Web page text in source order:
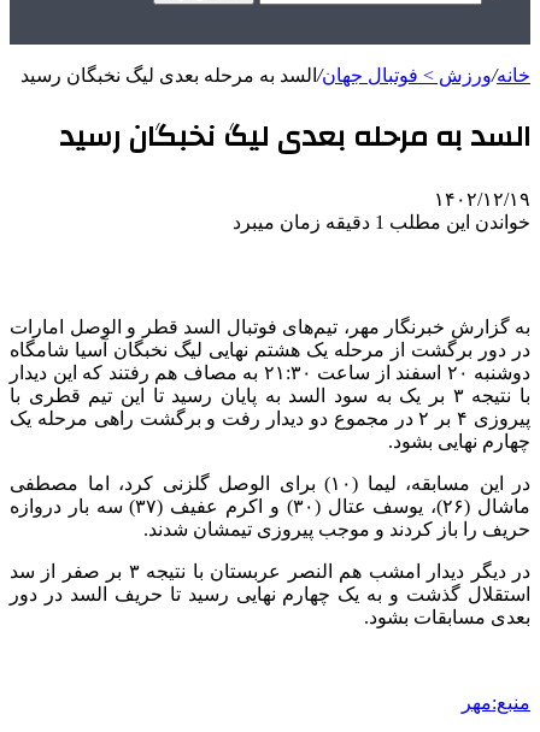
خانه/ورزش > فوتبال جهان/ السد به مرحله بعدی لیگ نخبگان رسید
السد به مرحله بعدی لیگ نخبگان رسید
۱۴۰۲/۱۲/۱۹
خواندن این مطلب 1 دقیقه زمان میبرد
به گزارش خبرنگار مهر، تیم‌های فوتبال السد قطر و الوصل امارات
در دور برگشت از مرحله یک هشتم نهایی لیگ نخبگان آسیا شامگاه
دوشنبه ۲۰ اسفند از ساعت ۲۱:۳۰ به مصاف هم رفتند که این دیدار
با نتیجه ۳ بر یک به سود
السد به پایان رسید تا این تیم قطری با
پیروزی ۴ بر ۲ در مجموع دو دیدار رفت و برگشت راهی مرحله یک
چهارم نهایی بشود.
در این مسابقه، لیما (۱۰) برای الوصل گلزنی کرد، اما مصطفی
ماشال (۲۶)، یوسف عتال
(۳۰) و اکرم عفیف (۳۷) سه بار دروازه
حریف را باز کردند و موجب پیروزی تیمشان شدند.
در دیگر دیدار امشب هم النصر عربستان با نتیجه ۳ بر صفر از سد
استقلال گذشت و به یک چهارم نهایی رسید تا حریف
السد در دور
بعدی مسابقات بشود.
منبع:مهر